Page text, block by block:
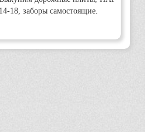
14-18, заборы самостоящие.